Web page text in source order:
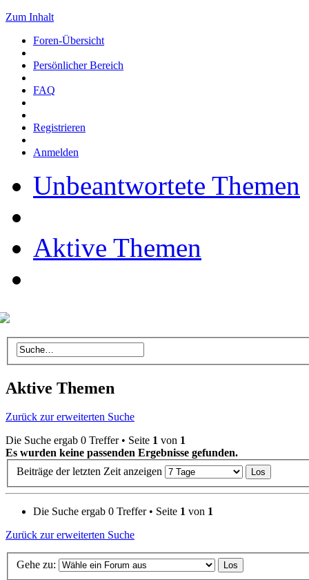
Zum Inhalt
Foren-Übersicht
Persönlicher Bereich
FAQ
Registrieren
Anmelden
Unbeantwortete Themen
Aktive Themen
Aktive Themen
Zurück zur erweiterten Suche
Die Suche ergab 0 Treffer • Seite 1 von 1
Es wurden keine passenden Ergebnisse gefunden.
Beiträge der letzten Zeit anzeigen
Die Suche ergab 0 Treffer • Seite 1 von 1
Zurück zur erweiterten Suche
Gehe zu: